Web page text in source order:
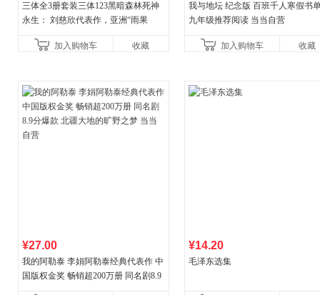
三体全3册套装三体123黑暗森林死神
永生： 刘慈欣代表作，亚洲“雨果
小说代表作加入购物车 收藏
我与地坛 纪念版 百班千人寒假书
九年级推荐阅读 当当自营
加入购物车 收藏
¥27.00
我的阿勒泰 李娟阿勒泰经典代表作 中
国版权金奖 畅销超200万册 同名剧8.9
¥14.20
毛泽东选集